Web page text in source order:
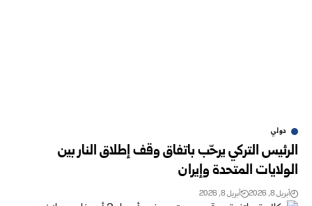
دولي
الرئيس التركي يرحّب باتفاق وقف إطلاق النار بين
الولايات المتحدة وإيران
أبريل 8, 2026 أبريل 8, 2026